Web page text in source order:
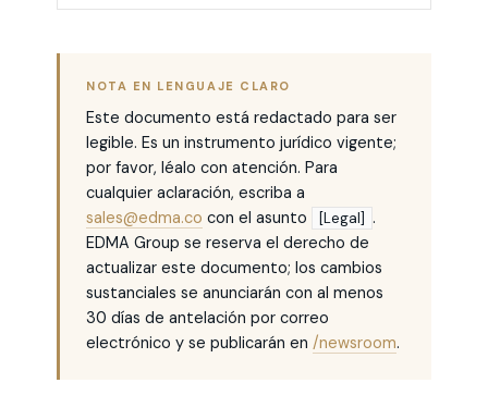
NOTA EN LENGUAJE CLARO
Este documento está redactado para ser
legible. Es un instrumento jurídico vigente;
por favor, léalo con atención. Para
cualquier aclaración, escriba a
sales@edma.co con el asunto [Legal] .
EDMA Group se reserva el derecho de
actualizar este documento; los cambios
sustanciales se anunciarán con al menos
30 días de antelación por correo
electrónico y se publicarán en /newsroom.